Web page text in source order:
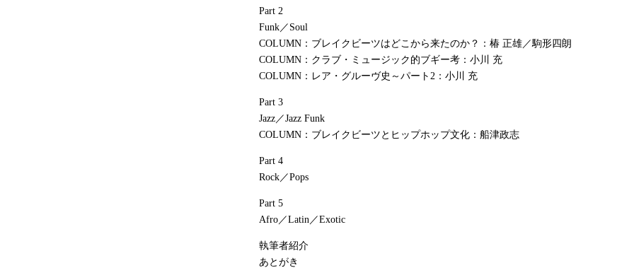
Part 2
Funk／Soul
COLUMN：ブレイクビーツはどこから来たのか？：椿 正雄／駒形四朗
COLUMN：クラブ・ミュージック的ブギー考：小川 充
COLUMN：レア・グルーヴ史～パート2：小川 充
Part 3
Jazz／Jazz Funk
COLUMN：ブレイクビーツとヒップホップ文化：船津政志
Part 4
Rock／Pops
Part 5
Afro／Latin／Exotic
執筆者紹介
あとがき